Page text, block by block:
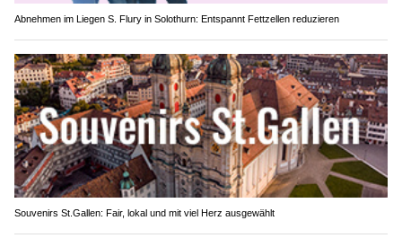
Abnehmen im Liegen S. Flury in Solothurn: Entspannt Fettzellen reduzieren
Souvenirs St.Gallen: Fair, lokal und mit viel Herz ausgewählt